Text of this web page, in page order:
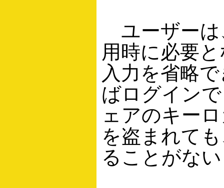
ユーザーは
用時に必要
入力を省略
ばログイン
ェアのキー
を盗まれて
ることがな